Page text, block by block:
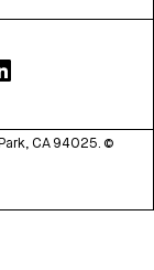
CA 94025. ©